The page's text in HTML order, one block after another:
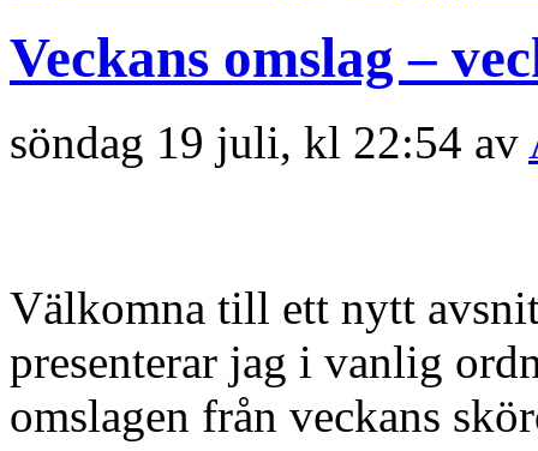
Veckans omslag –
söndag 19 juli, kl 22:54 av
Välkomna till ett nytt
presenterar jag i vanlig
omslagen från veckans